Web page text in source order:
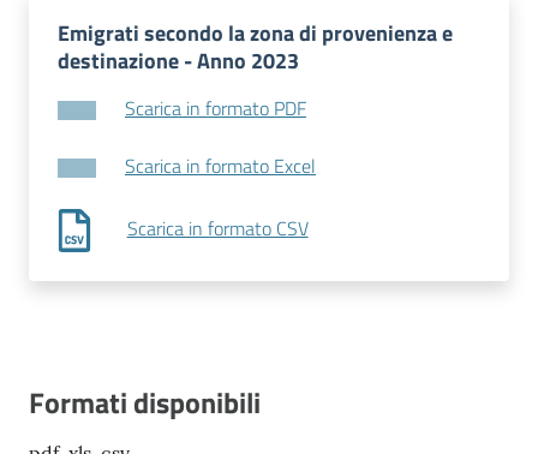
Emigrati secondo la zona di provenienza e
destinazione - Anno 2023
Scarica in formato PDF
Scarica in formato Excel
Scarica in formato CSV
Formati disponibili